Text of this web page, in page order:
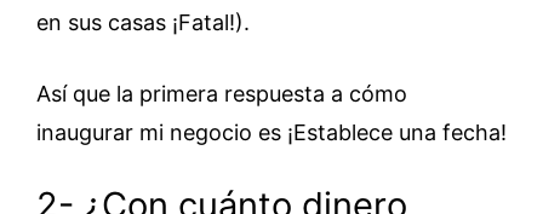
en sus casas ¡Fatal!).
Así que la primera respuesta a cómo
inaugurar mi negocio es ¡Establece una fecha!
2- ¿Con cuánto dinero